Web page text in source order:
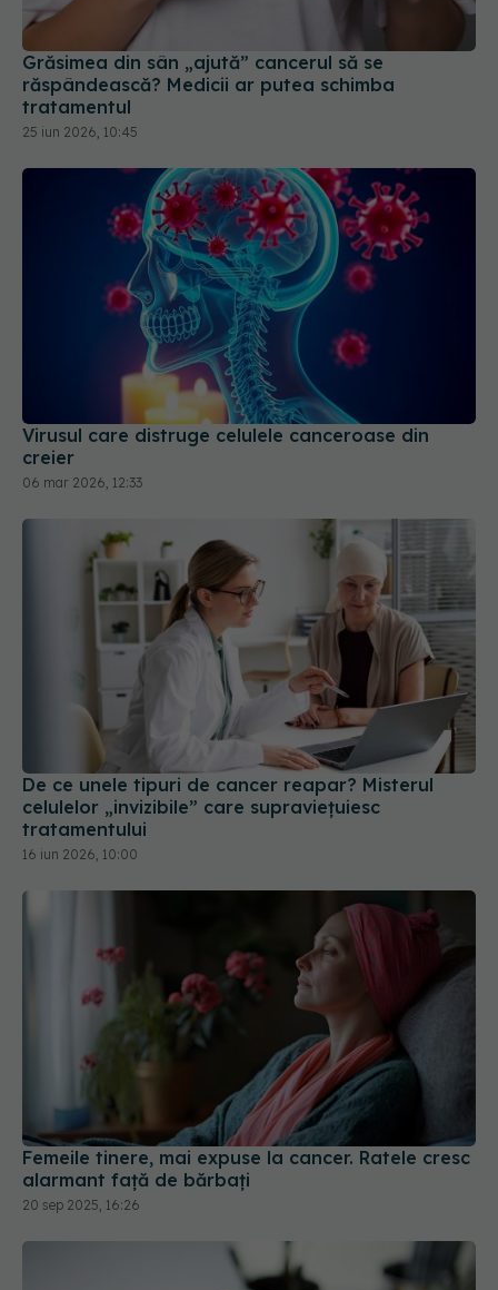
Grăsimea din sân „ajută” cancerul să se
răspândească? Medicii ar putea schimba
tratamentul
25 iun 2026, 10:45
Virusul care distruge celulele canceroase din
creier
06 mar 2026, 12:33
De ce unele tipuri de cancer reapar? Misterul
celulelor „invizibile” care supraviețuiesc
tratamentului
16 iun 2026, 10:00
Femeile tinere, mai expuse la cancer. Ratele cresc
alarmant față de bărbați
20 sep 2025, 16:26